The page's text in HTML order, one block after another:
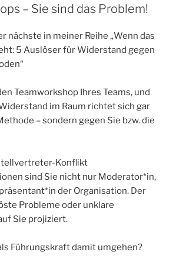
– Sie sind das Problem!
nächste in meiner Reihe „Wenn das
5 Auslöser für Widerstand gegen
Teamworkshop Ihres Teams, und
im Raum richtet sich gar
– sondern gegen Sie bzw. die
Konflikt
sind Sie nicht nur Moderator*in,
der Organisation. Der
Probleme oder unklare
Sie projiziert.
Führungskraft damit umgehen?